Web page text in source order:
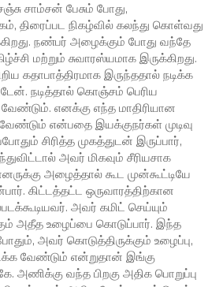
சாம்சன் பேசும் போது,
திரைப்பட நிகழ்வில் கலந்து கொள்வது
நண்பர் அழைக்கும் போது வந்தே
மற்றும் சுவாரஸ்யமாக இருக்கிறது.
கதாபாத்திரமாக இருந்ததால் நடிக்க
நடித்தால் கொஞ்சம் பெரிய
எனக்கு எந்த மாதிரியான
என்பதை இயக்குநர்கள் முடிவு
சிரித்த முகத்துடன் இருப்பார்,
அவர் மிகவும் சீரியசாக
அழைத்தால் கூட முன்கூட்டியே
கிட்டத்தட்ட ஒருவாரத்திற்கான
அவர் கமிட் செய்யும்
அதீத உழைப்பை கொடுப்பார். இந்த
அவர் கொடுத்திருக்கும் உழைப்பு,
வேண்டும் என்றுதான் இங்கு
அணிக்கு வந்த பிறகு அதிக பொறுப்பு